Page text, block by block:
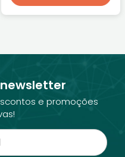
e promoções